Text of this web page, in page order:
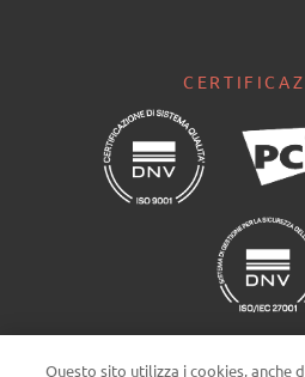
Questo sito utilizza i cookies, anche